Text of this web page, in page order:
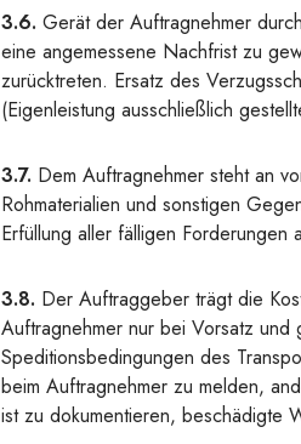
3.6. Gerät der Auftragnehmer
eine angemessene Nachfrist zu
zurücktreten. Ersatz des
(Eigenleistung ausschließlich
3.7. Dem Auftragnehmer steht an
Rohmaterialien und sonstigen
Erfüllung aller fälligen Forderungen
3.8. Der Auftraggeber trägt die
Auftragnehmer nur bei Vorsatz
Speditionsbedingungen des
beim Auftragnehmer zu melden,
ist zu dokumentieren, beschädigte